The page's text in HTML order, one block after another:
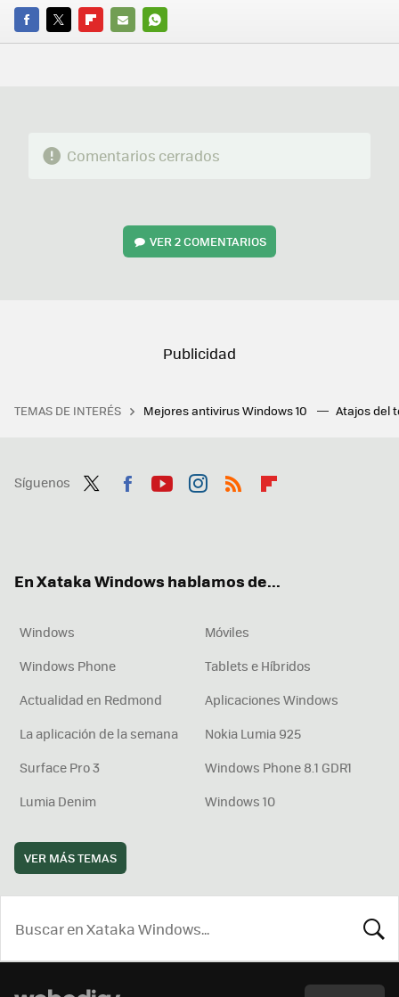
FACEBOOK
TWITTERFLIPBOARD
E-
WHATSAPP
Comentarios cerrados
VER2 COMENTARIOS
TEMAS DE INTERÉS Mejores antivirus Windows 10 Atajos del
Síguenos
En Xataka Windows hablamos de...
Windows
Móviles
Windows Phone
Tablets e Híbridos
Actualidad en Redmond
Aplicaciones Windows
La aplicación de la semana
Nokia Lumia 925
Surface Pro 3
Windows Phone 8.1 GDR1
Lumia Denim
Windows 10
VER MÁS TEMAS